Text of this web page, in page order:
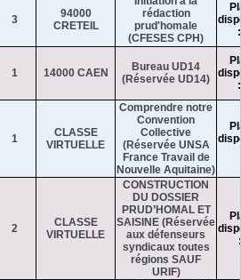
3
94000
CRETEIL
rédaction
prud'homale
(CFESES CPH)
1 14000 CAEN
Bureau UD14
(Réservée UD14)
1
CLASSE
VIRTUELLE
Comprendre notre
Convention
Collective
(Réservée UNSA
France Travail de
Nouvelle Aquitaine)
2
CLASSE
VIRTUELLE
CONSTRUCTION
DU DOSSIER
PRUD’HOMAL ET
SAISINE (Réservée
aux défenseurs
syndicaux toutes
régions SAUF
URIF)